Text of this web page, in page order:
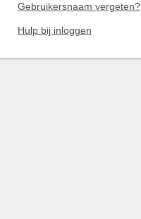
Gebruikersnaam vergeten?
Hulp bij inloggen